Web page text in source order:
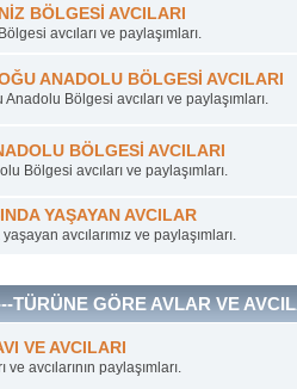
BÖLGESİ AVCILARI
avcıları ve paylaşımları.
ANADOLU BÖLGESİ AVCILARI
Bölgesi avcıları ve paylaşımları.
BÖLGESİ AVCILARI
Bölgesi avcıları ve paylaşımları.
YAŞAYAN AVCILAR
yaşayan avcılarımız ve paylaşımları.
TÜRÜNE GÖRE AVLAR VE
VE AVCILARI
ve avcılarının paylaşımları.